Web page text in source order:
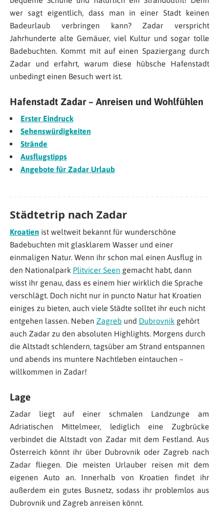
wer sagt eigentlich, dass man in einer Stadt keinen
Badeurlaub verbringen kann? Zadar verspricht
Jahrhunderte alte Gemäuer, viel Kultur und sogar tolle
Badebuchten. Kommt mit auf einen Spaziergang durch
Zadar und erfahrt, warum diese hübsche Hafenstadt
unbedingt einen Besuch wert ist.
Hafenstadt Zadar – Anreisen und Wohlfühlen
Erster Eindruck
Sehenswürdigkeiten
Strände
Ausflugstipps
Angebote für Zadar Urlaub
Städtetrip nach Zadar
Kroatien ist weltweit bekannt für wunderschöne
Badebuchten mit glasklarem Wasser und einer
einmaligen Natur. Wenn ihr schon mal einen Ausflug in
den Nationalpark Plitvicer Seen gemacht habt, dann
wisst ihr genau, dass es einem hier wirklich die Sprache
verschlägt. Doch nicht nur in puncto Natur hat Kroatien
einiges zu bieten, auch viele Städte solltet ihr euch nicht
entgehen lassen. Neben Zagreb und Dubrovnik gehört
auch Zadar zu den absoluten Highlights. Morgens durch
die Altstadt schlendern, tagsüber am Strand entspannen
und abends ins muntere Nachtleben eintauchen –
willkommen in Zadar!
Lage
Zadar liegt auf einer schmalen Landzunge am
Adriatischen Mittelmeer, lediglich eine Zugbrücke
verbindet die Altstadt von Zadar mit dem Festland. Aus
Österreich könnt ihr über Dubrovnik oder Zagreb nach
Zadar fliegen. Die meisten Urlauber reisen mit dem
eigenen Auto an. Innerhalb von Kroatien findet ihr
außerdem ein gutes Busnetz, sodass ihr problemlos aus
Dubrovnik und Zagreb anreisen könnt.